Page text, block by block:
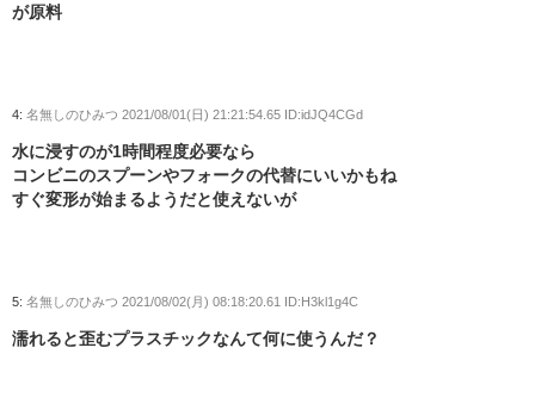
が原料
4: 名無しのひみつ 2021/08/01(日) 21:21:54.65 ID:idJQ4CGd
水に浸すのが1時間程度必要なら
コンビニのスプーンやフォークの代替にいいかもね
すぐ変形が始まるようだと使えないが
5: 名無しのひみつ 2021/08/02(月) 08:18:20.61 ID:H3kl1g4C
濡れると歪むプラスチックなんて何に使うんだ？